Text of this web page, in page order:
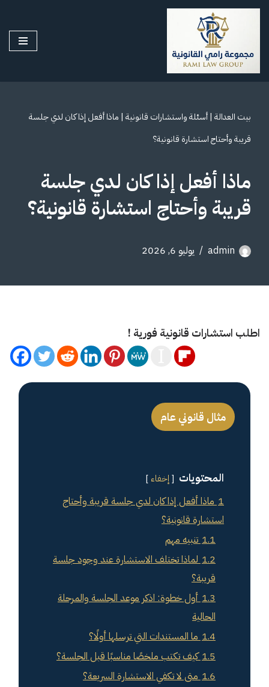
إلى
بيت العدالة |أسئلة واستشارات قانونية | ماذا أفعل إذا كان لدي جلسة
قريبة وأحتاج استشارة قانونية؟
ماذا أفعل إذا كان لدي جلسة
قريبة وأحتاج استشارة قانونية؟
admin يوليو 6, 2026
اطلب استشارات قانونية فورية !
مثال قانوني عام
المحتويات إخفاء
1 ماذا أفعل إذا كان لدي جلسة قريبة وأحتاج
استشارة قانونية؟
1.1 تنبيه مهم
1.2 لماذا تختلف الاستشارة عند وجود جلسة
قريبة؟
1.3 أول خطوة: اذكر موعد الجلسة والمرحلة
الحالية
1.4 ما المستندات التي ترسلها أولًا؟
1.5 كيف تكتب ملخصًا مناسبًا قبل الجلسة؟
1.6 متى لا تكفي الاستشارة السريعة؟